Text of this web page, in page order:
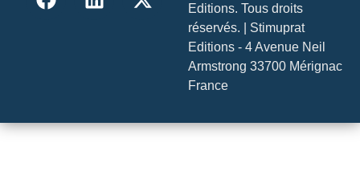
Editions. Tous droits
réservés. | Stimuprat
Editions - 4 Avenue Neil
Armstrong 33700 Mérignac
France